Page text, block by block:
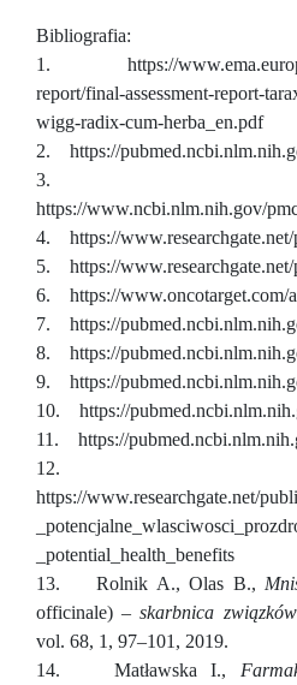
Bibliografia:
1. https://
report/final-assessment-report-
wigg-radix-cum-herba_en.pdf
2. https://
https://www.ncbi.nlm.nih.gov/
4. https://
5. https://
6. https://www.oncotarget.com/
7. https://
8. https://
9. https://
10. https://
11. https://
https://www.researchgate.net/
_potential_health_benefits
13. Rolnik A., Olas B.,
officinale) –skarbnica
vol. 68, 1, 97–101, 2019.
14. Matławska I.,